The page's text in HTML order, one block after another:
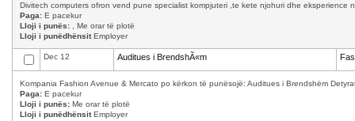
Divitech computers ofron vend pune specialist kompjuteri ,te kete njohuri dhe eksperience
Paga: E pacekur
Lloji i punës: , Me orar të plotë
Lloji i punëdhënsitEmployer
Dec 12 Auditues i BrendshÃ«m
Kompania Fashion Avenue & Mercato po kërkon të punësojë: Auditues i Brendshëm
Paga: E pacekur
Lloji i punës: Me orar të plotë
Lloji i punëdhënsitEmployer